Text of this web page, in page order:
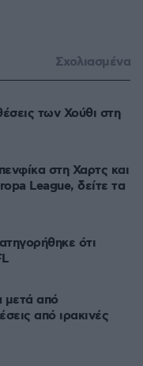
Σχολιασμένα
των Χούθι στη
στη Χαρτς και
League, δείτε τα
ότι
μετά από
από ιρακινές